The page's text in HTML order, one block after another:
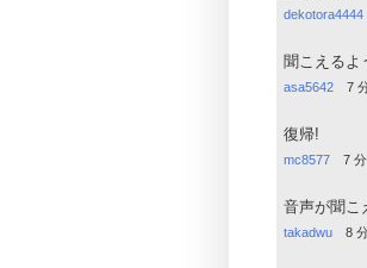
dekotora4444
聞こえるよ
asa5642 7
復帰!
mc8577 7
音声が聞こ
takadwu 8